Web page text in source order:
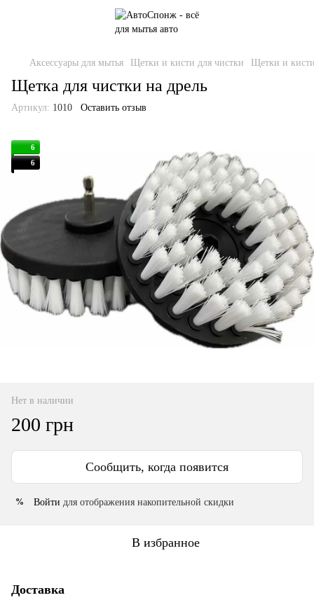
Аксессуары для мытья Щетки и кисти для чистки Щетки и
Щетка для чистки на дрель
Артикул: 1010 Оставить отзыв
6
6
Нет в наличии
200 грн
Сообщить, когда появится
% Войти для отображения накопительной скидки
В избранное
Доставка